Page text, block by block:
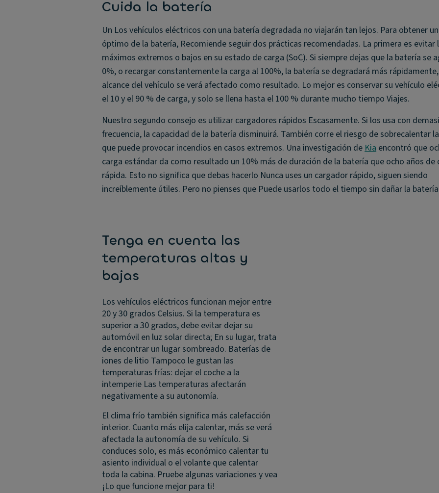
Cuida la batería
Un Los vehículos eléctricos con una batería degradada no viajarán tan lejos. Para obtener
óptimo de la batería, Recomiende seguir dos prácticas recomendadas. La primera es evitar
máximos extremos o bajos en su estado de carga (SoC). Si siempre dejas que la batería se
0%, o recargar constantemente la carga al 100%, la batería se degradará más
alcance del vehículo se verá afectado como resultado. Lo mejor es conservar su vehículo
el 10 y el 90 % de carga, y solo se llena hasta el 100 % durante mucho tiempo Viajes.
Nuestro segundo consejo es utilizar cargadores rápidos Escasamente. Si los usa con
frecuencia, la capacidad de la batería disminuirá. También corre el riesgo de sobrecalentar
que puede provocar incendios en casos extremos. Una investigación deKia encontró que
carga estándar da como resultado un 10% más de duración de la batería que ocho años de
rápida. Esto no significa que debas hacerlo Nunca uses un cargador rápido, siguen siendo
increíblemente útiles. Pero no pienses que Puede usarlos todo el tiempo sin dañar la
Tenga en cuenta las
temperaturas altas y
bajas
Los vehículos eléctricos funcionan mejor entre
20 y 30 grados Celsius. Si la temperatura es
superior a 30 grados, debe evitar dejar su
automóvil en luz solar directa; En su lugar, trata
de encontrar un lugar sombreado. Baterías de
iones de litio Tampoco le gustan las
temperaturas frías: dejar el coche a la
intemperie Las temperaturas afectarán
negativamente a su autonomía.
El clima frío también significa más calefacción
interior. Cuanto más elija calentar, más se verá
afectada la autonomía de su vehículo. Si
conduces solo, es más económico calentar tu
asiento individual o el volante que calentar
toda la cabina. Pruebe algunas variaciones y vea
¡Lo que funcione mejor para ti!